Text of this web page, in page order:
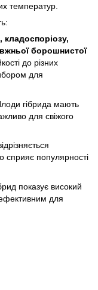
температур.
кладоспоріозу,
борошнистої
до різних
для
гібрида мають
для свіжого
популярності
показує високий
для